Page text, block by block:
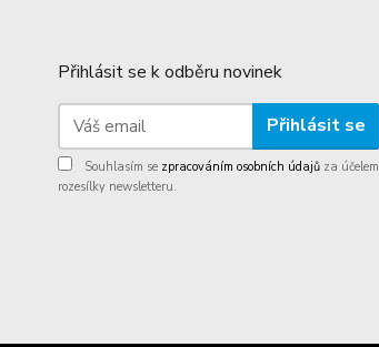
Přihlásit se k odběru novinek
Přihlásit se
Souhlasím se zpracováním osobních údajů za účelem
rozesílky newsletteru.